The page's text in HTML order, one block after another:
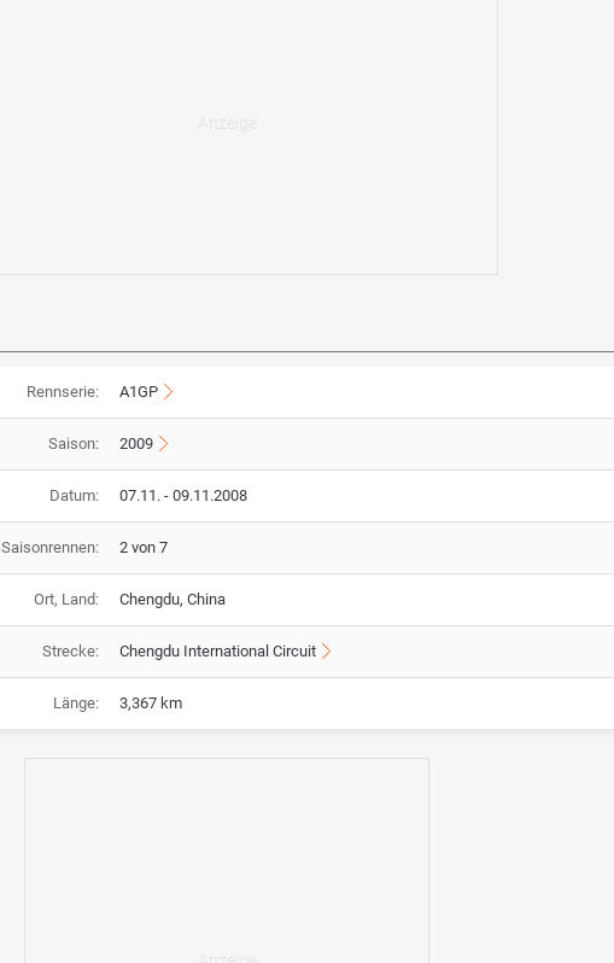
Rennserie: A1GP
Saison: 2009
Datum: 07.11. - 09.11.2008
Saisonrennen: 2 von 7
Ort, Land: Chengdu, China
Strecke: Chengdu International Circuit
Länge: 3,367 km